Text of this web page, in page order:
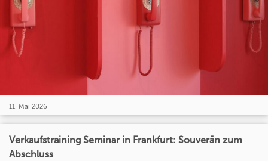
11. Mai 2026
Verkaufstraining Seminar in Frankfurt: Souverän zum
Abschluss